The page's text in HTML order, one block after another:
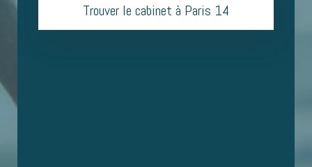
Trouver le cabinet à Paris 14